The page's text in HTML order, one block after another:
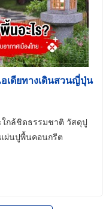
เดียทางเดินสวนญี่ปุ่น
กล้ชิดธรรมชาติ วัสดุปู
ผ่นปูพื้นคอนกรีต